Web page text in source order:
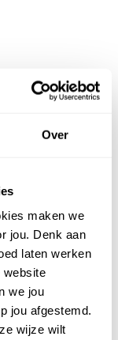
Over
maken we
jou. Denk aan
laten werken
website
we jou
jou afgestemd.
wijze wilt